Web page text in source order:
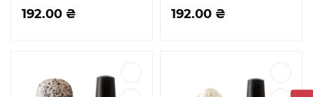
192.00 ₴ 192.00 ₴